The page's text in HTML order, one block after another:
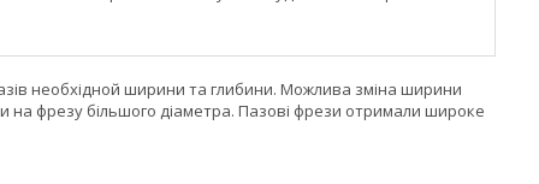
необхідной ширини та глибини. Можлива зміна ширини
на фрезу більшого діаметра. Пазові фрези отримали широке